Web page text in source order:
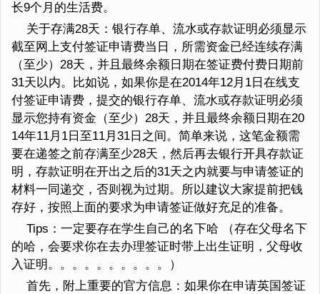
长9个月的生活费。
关于存满28天：银行存单、流水或存款证明必须显示
截至网上支付签证申请费当日，所需资金已经连续存满
（至少）28天，并且最终余额日期在签证费付费日期前
31天以内。比如说，如果你是在2014年12月1日在线支
付签证申请费，提交的银行存单、流水或存款证明必须
显示您持有资金（至少）28天，并且最终余额日期在20
14年11月1日至11月31日之间。简单来说，这笔金额需
要在递签之前存满至少28天，然后再去银行开具存款证
明，存款证明在开出之后的31天之内就要与申请签证的
材料一同递交，否则视为过期。所以建议大家提前把钱
存好，按照上面的要求为申请签证做好充足的准备。
Tips：一定要存在学生自己的名下哈 （存在父母名下
的哈，会要求你在去办理签证时带上出生证明，父母收
入证明。。。。。。。。。。）
首先，附上重要的官方信息：如果你在申请英国签证